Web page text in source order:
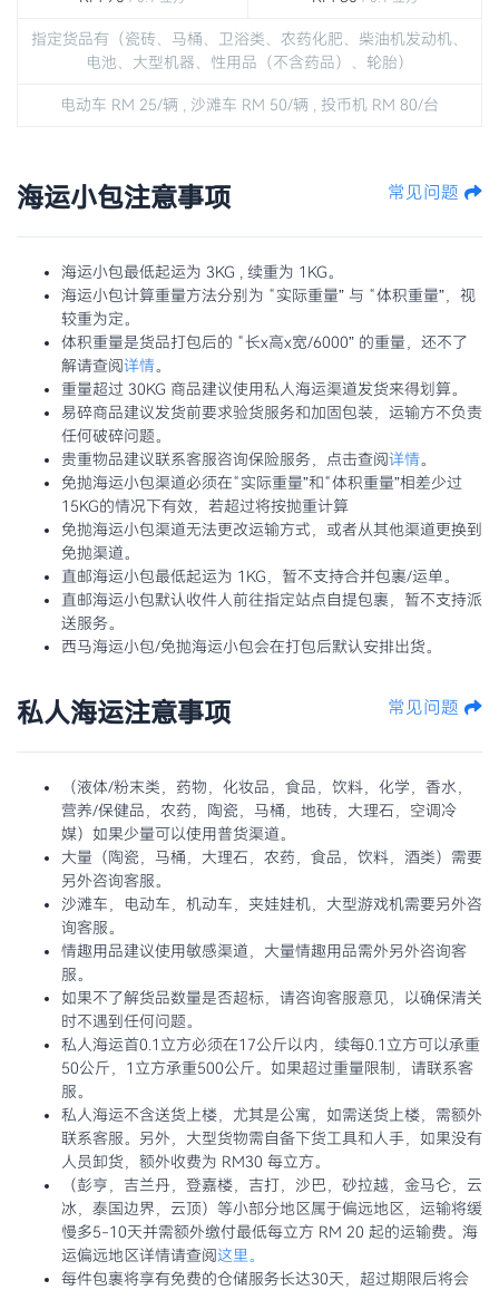
指定货品有（瓷砖、马桶、卫浴类、农药化肥、柴油机发动机、
电池、大型机器、性用品（不含药品）、轮胎）
电动车 RM 25/辆 , 沙滩车 RM 50/辆 , 投币机 RM 80/台
常见问题
海运小包注意事项
海运小包最低起运为 3KG , 续重为 1KG。
海运小包计算重量方法分别为 “实际重量” 与 “体积重量”，视
较重为定。
体积重量是货品打包后的 “长x高x宽/6000” 的重量，还不了
解请查阅详情。
重量超过 30KG 商品建议使用私人海运渠道发货来得划算。
易碎商品建议发货前要求验货服务和加固包装，运输方不负责
任何破碎问题。
贵重物品建议联系客服咨询保险服务，点击查阅详情。
免抛海运小包渠道必须在“实际重量”和“体积重量”相差少过
15KG的情况下有效，若超过将按抛重计算
免抛海运小包渠道无法更改运输方式，或者从其他渠道更换到
免抛渠道。
直邮海运小包最低起运为 1KG，暂不支持合并包裹/运单。
直邮海运小包默认收件人前往指定站点自提包裹，暂不支持派
送服务。
西马海运小包/免抛海运小包会在打包后默认安排出货。
常见问题
私人海运注意事项
（液体/粉末类，药物，化妆品，食品，饮料，化学，香水，
营养/保健品，农药，陶瓷，马桶，地砖，大理石，空调冷
媒）如果少量可以使用普货渠道。
大量（陶瓷，马桶，大理石，农药，食品，饮料，酒类）需要
另外咨询客服。
沙滩车，电动车，机动车，夹娃娃机，大型游戏机需要另外咨
询客服。
情趣用品建议使用敏感渠道，大量情趣用品需外另外咨询客
服。
如果不了解货品数量是否超标，请咨询客服意见，以确保清关
时不遇到任何问题。
私人海运首0.1立方必须在17公斤以内，续每0.1立方可以承重
50公斤，1立方承重500公斤。如果超过重量限制，请联系客
服。
私人海运不含送货上楼，尤其是公寓，如需送货上楼，需额外
联系客服。另外，大型货物需自备下货工具和人手，如果没有
人员卸货，额外收费为 RM30 每立方。
（彭亨，吉兰丹，登嘉楼，吉打，沙巴，砂拉越，金马仑，云
冰，泰国边界，云顶）等小部分地区属于偏远地区，运输将缓
慢多5-10天并需额外缴付最低每立方 RM 20 起的运输费。海
运偏远地区详情请查阅这里。
每件包裹将享有免费的仓储服务长达30天，超过期限后将会